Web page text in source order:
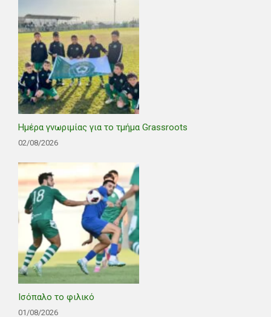
Ημέρα γνωριμίας για το τμήμα Grassroots
02/08/2026
Ισόπαλο το φιλικό
01/08/2026